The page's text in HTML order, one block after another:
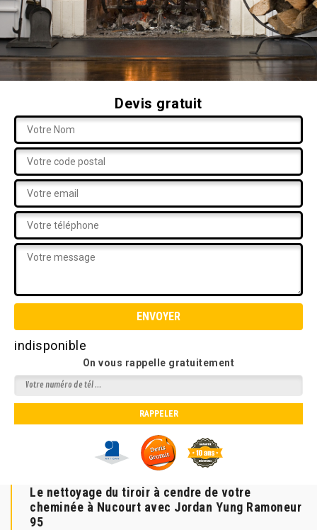
Devis gratuit
indisponible
On vous rappelle gratuitement
Le nettoyage du tiroir à cendre de votre
cheminée à Nucourt avec Jordan Yung Ramoneur
95